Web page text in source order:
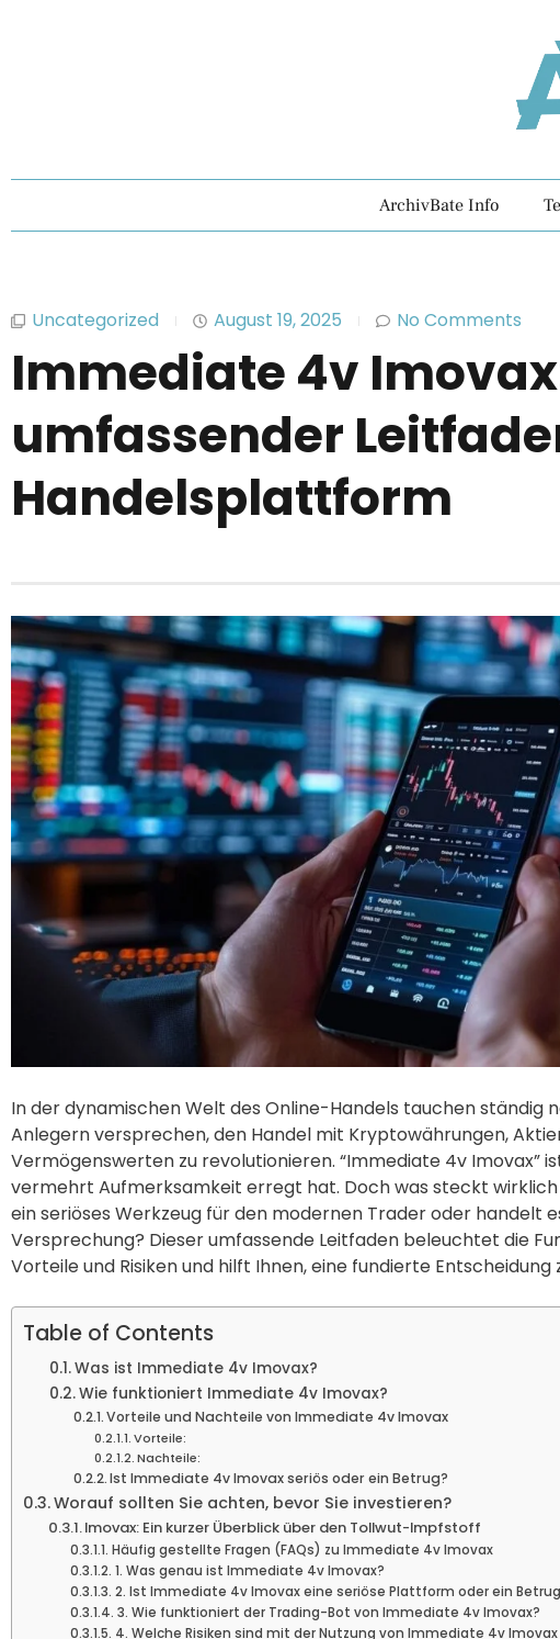
ArchivBate Info
Uncategorized August 19, 2025 No Comments
Immediate 4v
umfassender
Handelsplattform
In der dynamischen Welt des Online-Handels tauchen ständig
Anlegern versprechen, den Handel mit Kryptowährungen,
Vermögenswerten zu revolutionieren. “Immediate 4v Imovax”
vermehrt Aufmerksamkeit erregt hat. Doch was steckt
ein seriöses Werkzeug für den modernen Trader oder handelt
Versprechung? Dieser umfassende Leitfaden beleuchtet die
Vorteile und Risiken und hilft Ihnen, eine fundierte Entscheidung
Table of Contents
Was ist Immediate 4v Imovax?
Wie funktioniert Immediate 4v Imovax?
Vorteile und Nachteile von Immediate 4v Imovax
Vorteile:
Nachteile:
Ist Immediate 4v Imovax seriös oder ein Betrug?
Worauf sollten Sie achten, bevor Sie investieren?
Imovax: Ein kurzer Überblick über den Tollwut-Impfstoff
Häufig gestellte Fragen (FAQs) zu Immediate 4v Imovax
1. Was genau ist Immediate 4v Imovax?
2. Ist Immediate 4v Imovax eine seriöse Plattform oder ein
3. Wie funktioniert der Trading-Bot von Immediate 4v Imovax?
4. Welche Risiken sind mit der Nutzung von Immediate 4v